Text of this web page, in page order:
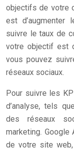
objectifs de votre
est d’augmenter
suivre le taux de
votre objectif est
vous pouvez
réseaux sociaux.
Pour suivre les
d’analyse, tels
des réseaux
marketing.
de votre site